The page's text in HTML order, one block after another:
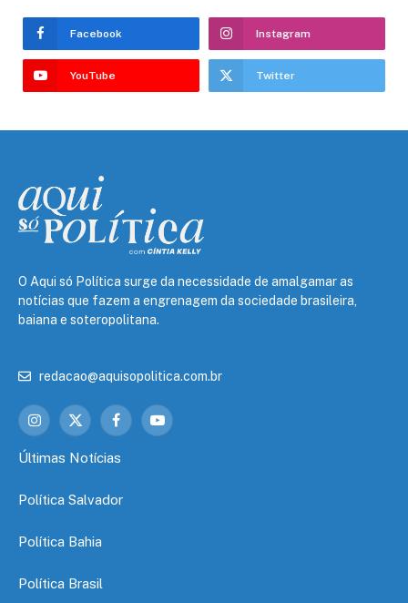
Facebook Instagram
YouTube Twitter
O Aqui só Política surge da necessidade de amalgamar as
notícias que fazem a engrenagem da sociedade brasileira,
baiana e soteropolitana.
redacao@aquisopolitica.com.br
Instagram
X
FacebookYouTube
Últimas Notícias
Política Salvador
Política Bahia
Política Brasil